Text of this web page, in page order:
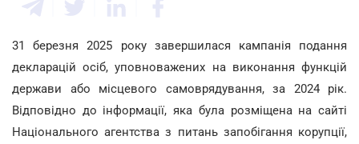
31 березня 2025 року завершилася кампанія подання
декларацій осіб, уповноважених на виконання функцій
держави або місцевого самоврядування, за 2024 рік.
Відповідно до інформації, яка була розміщена на сайті
Національного агентства з питань запобігання корупції,